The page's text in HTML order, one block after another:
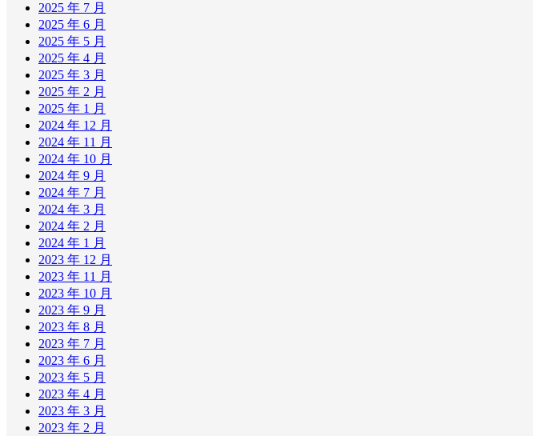
2025 年 7 月
2025 年 6 月
2025 年 5 月
2025 年 4 月
2025 年 3 月
2025 年 2 月
2025 年 1 月
2024 年 12 月
2024 年 11 月
2024 年 10 月
2024 年 9 月
2024 年 7 月
2024 年 3 月
2024 年 2 月
2024 年 1 月
2023 年 12 月
2023 年 11 月
2023 年 10 月
2023 年 9 月
2023 年 8 月
2023 年 7 月
2023 年 6 月
2023 年 5 月
2023 年 4 月
2023 年 3 月
2023 年 2 月